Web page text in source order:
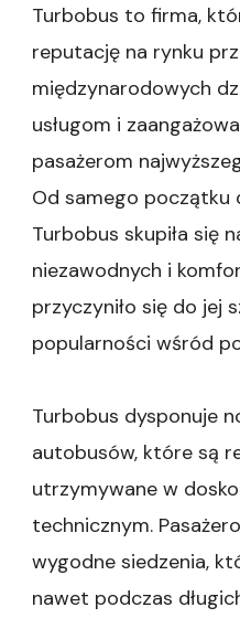
Turbobus to firma,
reputację na rynku
międzynarodowych
usługom i
pasażerom
Od samego początku
Turbobus skupiła się
niezawodnych i
przyczyniło się do jej
popularności wśród
Turbobus dysponuje
autobusów, które są
utrzymywane w
technicznym.
wygodne siedzenia,
nawet podczas